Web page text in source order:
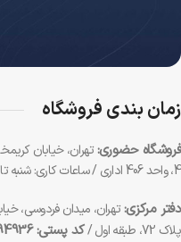
زمان بندی فروشگاه
فروشگاه حضوری:تهران، خیابان
4، واحد 406 اداری / ساعات کاری: شنبه تا پنجشنبه 11 الی 20
دفتر مرکزی:تهران، میدان فردوسی،
پلاک 72، طبقه اول /
کد پستی: 1599694936